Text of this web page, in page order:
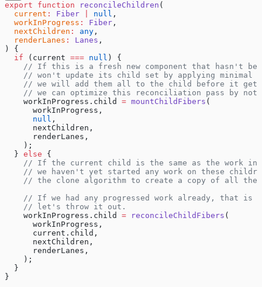
export function reconcileChildren (
  current
: Fiber null ,
  workInProgress
: Fiber ,
  nextChildren
: any ,
  renderLanes
: Lanes ,
) {
  if
(current === null ) {
// If this is a fresh new component that hasn't
// won't update its child set by applying minimal
// we will add them all to the child before it
// we can optimize this reconciliation pass by not
    workInProgress.child
= mountChildFibers (
      workInProgress,
      null
,
      nextChildren,
      renderLanes,
    );
  }
else {
// If the current child is the same as the work in
// we haven't yet started any work on these
// the clone algorithm to create a copy of all the
// If we had any progressed work already, that is
    // let's throw it out.
    workInProgress.child
= reconcileChildFibers (
      workInProgress,
      current.child,
      nextChildren,
      renderLanes,
    );
  }
}